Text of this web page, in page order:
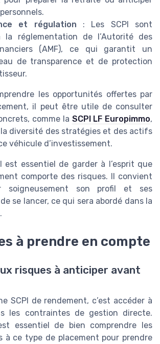
et régulation : Les SCPI sont
la réglementation de l’Autorité des
(AMF), ce qui garantit un
de transparence et de protection
les opportunités offertes par
il peut être utile de consulter
comme la SCPI LF Europimmo,
diversité des stratégies et des actifs
véhicule d’investissement.
est essentiel de garder à l’esprit que
comporte des risques. Il convient
soigneusement son profil et ses
se lancer, ce qui sera abordé dans la
à prendre en compte
risques à anticiper avant
SCPI de rendement, c’est accéder à
les contraintes de gestion directe.
essentiel de bien comprendre les
à ce type de placement pour prendre